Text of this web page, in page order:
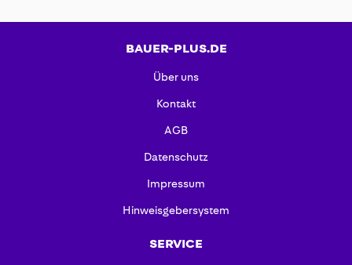
BAUER-PLUS.DE
Über uns
Kontakt
AGB
Datenschutz
Impressum
Hinweisgebersystem
SERVICE